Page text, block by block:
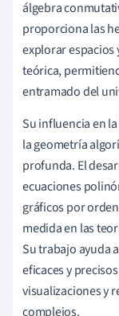
álgebra
proporciona las
explorar espacios
teórica,
entramado del
Su influencia en la
la geometría
profunda. El
ecuaciones
gráficos por
medida en las
Su trabajo ayuda
eficaces y
visualizaciones y
complejos.